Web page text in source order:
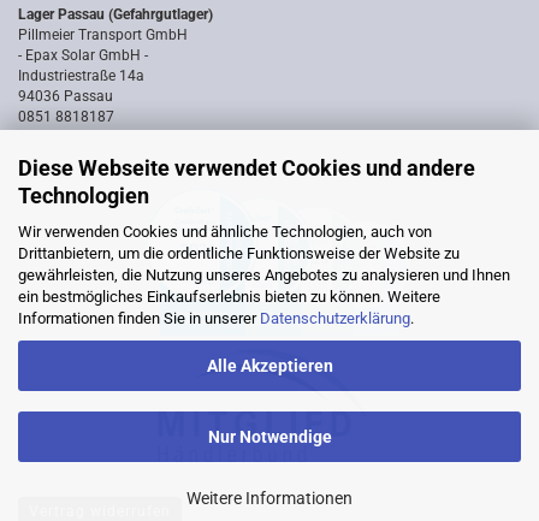
Diese Webseite verwendet Cookies und andere
Technologien
Wir verwenden Cookies und ähnliche Technologien, auch von
Drittanbietern, um die ordentliche Funktionsweise der Website zu
gewährleisten, die Nutzung unseres Angebotes zu analysieren und Ihnen
ein bestmögliches Einkaufserlebnis bieten zu können. Weitere
Informationen finden Sie in unserer Datenschutzerklärung.
Alle Akzeptieren
Nur Notwendige
Weitere Informationen
Lager Passau (Gefahrgutlager)
Pillmeier Transport GmbH
- Epax Solar GmbH -
Industriestraße 14a
94036 Passau
0851 8818187